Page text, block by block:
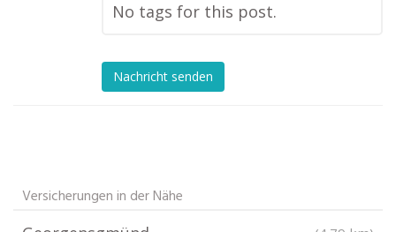
No tags for this post.
Nachricht senden
Versicherungen in der Nähe